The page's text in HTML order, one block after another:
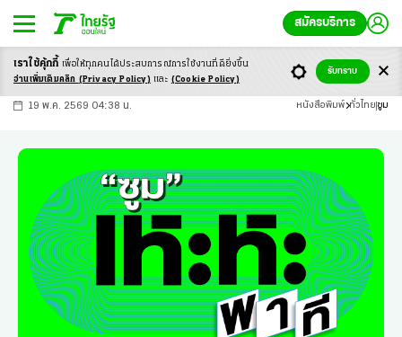
สมัครบริการ
-ก ก ก+
19 พ.ค. 2569 04:38 น. หนังสือพิมพ์ ทั่วไทยซูม
เราใช้คุ้กกี้ เพื่อให้ทุกคนได้ประสบการณ์การใช้งานที่ดียิ่งขึ้น
อ่านเพิ่มเติมคลิก (Privacy Policy) และ (Cookie Policy)
รับทราบ